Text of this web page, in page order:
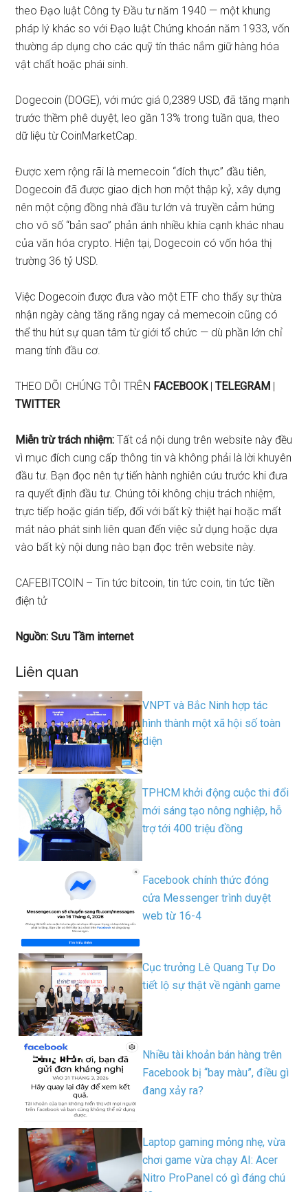
theo Đạo luật Công ty Đầu tư năm 1940 — một khung
pháp lý khác so với Đạo luật Chứng khoán năm 1933, vốn
thường áp dụng cho các quỹ tín thác nắm giữ hàng hóa
vật chất hoặc phái sinh.
Dogecoin (DOGE), với mức giá 0,2389 USD, đã tăng mạnh
trước thềm phê duyệt, leo gần 13% trong tuần qua, theo
dữ liệu từ CoinMarketCap.
Được xem rộng rãi là memecoin “đích thực” đầu tiên,
Dogecoin đã được giao dịch hơn một thập kỷ, xây dựng
nên một cộng đồng nhà đầu tư lớn và truyền cảm hứng
cho vô số “bản sao” phản ánh nhiều khía cạnh khác nhau
của văn hóa crypto. Hiện tại, Dogecoin có vốn hóa thị
trường 36 tỷ USD.
Việc Dogecoin được đưa vào một ETF cho thấy sự thừa
nhận ngày càng tăng rằng ngay cả memecoin cũng có
thể thu hút sự quan tâm từ giới tổ chức — dù phần lớn chỉ
mang tính đầu cơ.
THEO DÕI CHÚNG TÔI TRÊN FACEBOOK|TELEGRAM |
TWITTER
Miễn trừ trách nhiệm: Tất cả nội dung trên website này đều
vì mục đích cung cấp thông tin và không phải là lời khuyên
đầu tư. Bạn đọc nên tự tiến hành nghiên cứu trước khi đưa
ra quyết định đầu tư. Chúng tôi không chịu trách nhiệm,
trực tiếp hoặc gián tiếp, đối với bất kỳ thiệt hại hoặc mất
mát nào phát sinh liên quan đến việc sử dụng hoặc dựa
vào bất kỳ nội dung nào bạn đọc trên website này.
CAFEBITCOIN – Tin tức bitcoin, tin tức coin, tin tức tiền
điện tử
Nguồn: Sưu Tầm internet
Liên quan
VNPT và Bắc Ninh hợp tác
hình thành một xã hội số toàn
diện
TPHCM khởi động cuộc thi đổi
mới sáng tạo nông nghiệp, hỗ
trợ tới 400 triệu đồng
Facebook chính thức đóng
cửa Messenger trình duyệt
web từ 16-4
Cục trưởng Lê Quang Tự Do
tiết lộ sự thật về ngành game
Nhiều tài khoản bán hàng trên
Facebook bị “bay màu”, điều gì
đang xảy ra?
Laptop gaming mỏng nhẹ, vừa
chơi game vừa chạy AI: Acer
Nitro ProPanel có gì đáng chú